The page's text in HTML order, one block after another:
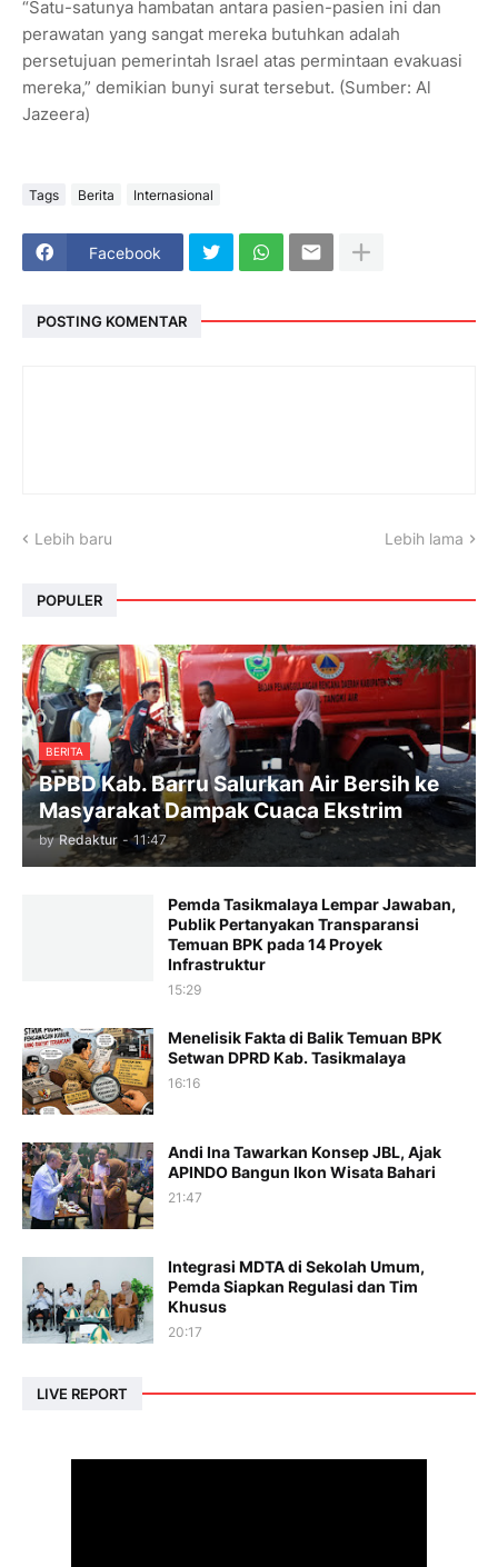
“Satu-satunya hambatan antara pasien-pasien ini dan
perawatan yang sangat mereka butuhkan adalah
persetujuan pemerintah Israel atas permintaan evakuasi
mereka,” demikian bunyi surat tersebut. (Sumber: Al
Jazeera)
Tags Berita Internasional
Facebook
POSTING KOMENTAR
Lebih baru Lebih lama
POPULER
BERITA
BPBD Kab. Barru Salurkan Air Bersih ke
Masyarakat Dampak Cuaca Ekstrim
by Redaktur - 11:47
Pemda Tasikmalaya Lempar Jawaban,
Publik Pertanyakan Transparansi
Temuan BPK pada 14 Proyek
Infrastruktur
15:29
Menelisik Fakta di Balik Temuan BPK
Setwan DPRD Kab. Tasikmalaya
16:16
Andi Ina Tawarkan Konsep JBL, Ajak
APINDO Bangun Ikon Wisata Bahari
21:47
Integrasi MDTA di Sekolah Umum,
Pemda Siapkan Regulasi dan Tim
Khusus
20:17
LIVE REPORT